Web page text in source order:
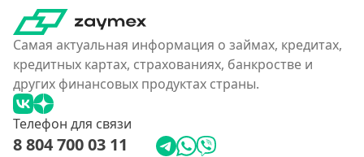
Самая актуальная информация о займах, кредитах,
кредитных картах, страхованиях, банкростве и
других финансовых продуктах страны.
Телефон для связи
8 804 700 03 11